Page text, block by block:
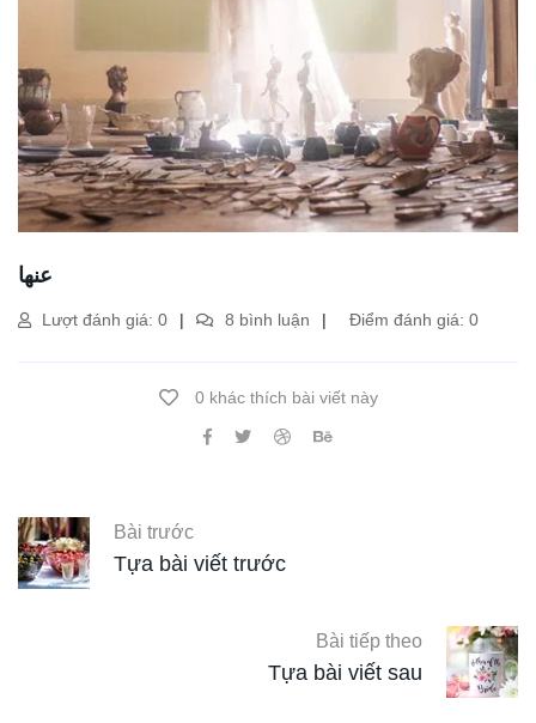
عنها
Lượt đánh giá: 0 8 bình luận Điểm đánh giá: 0
0 khác thích bài viết này
Bài trước
Tựa bài viết trước
Bài tiếp theo
Tựa bài viết sau